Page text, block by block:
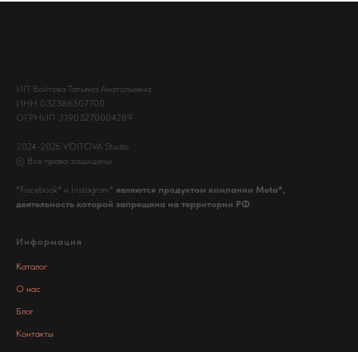
ИП Войтова Татьяна Анатольевна
ИНН 032386507700
ОГРНИП 31903270004289
2024-2026 VOITOVA Studio
© Все права защищены.
*Facebook* и Instagram* являются продуктом компании Meta*,
деятельность которой запрещена на территории РФ
Информация
Каталог
О нас
Блог
Контакты